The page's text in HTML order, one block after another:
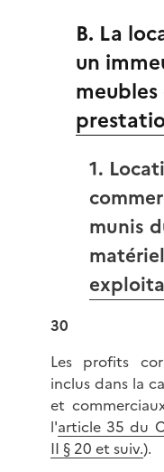
B. La
un
1.
munis
30
Les profits
inclus dans la
et
l'article 35 du
II § 20 et suiv.).